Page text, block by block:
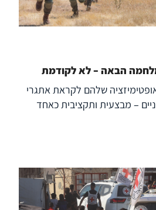
הבאה – לא לקודמת
שלהם לקראת אתגרי
– מבצעית ותקציבית כאחד